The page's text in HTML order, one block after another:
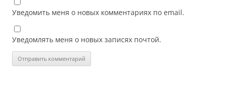
Уведомить меня о новых комментариях по email.
Уведомлять меня о новых записях почтой.